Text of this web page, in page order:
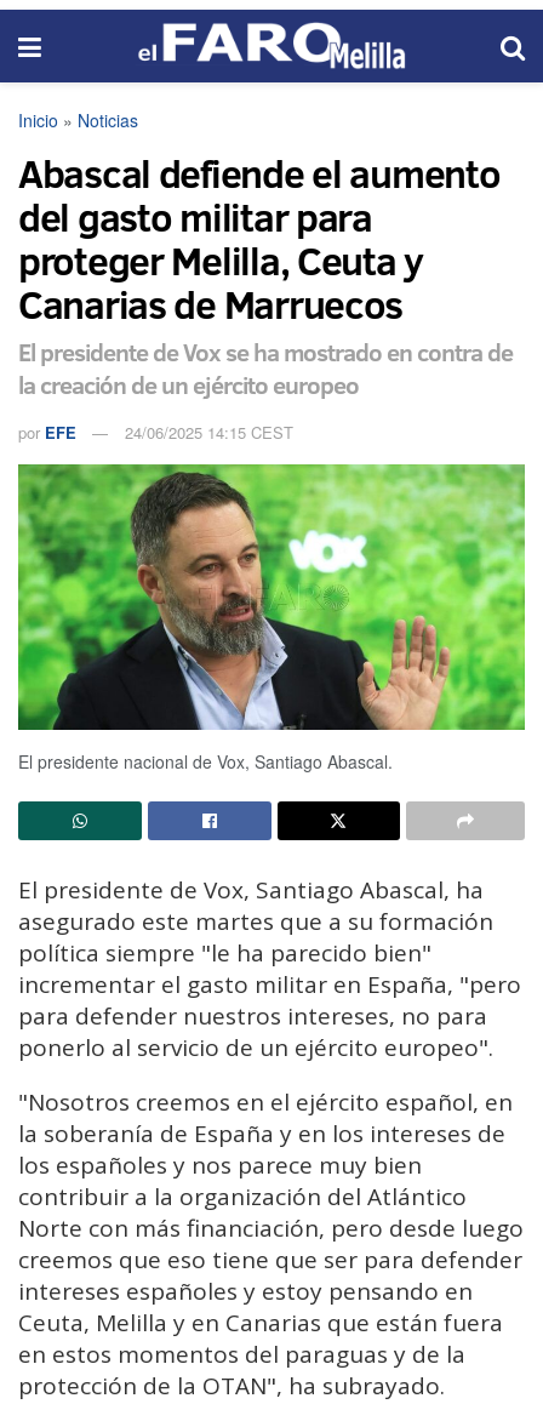
Inicio » Noticias
Abascal defiende el aumento
del gasto militar para
proteger Melilla, Ceuta y
Canarias de Marruecos
El presidente de Vox se ha mostrado en contra de
la creación de un ejército europeo
por EFE 24/06/2025 14:15 CEST
El presidente nacional de Vox, Santiago Abascal.
El presidente de Vox, Santiago Abascal, ha
asegurado este martes que a su formación
política siempre "le ha parecido bien"
incrementar el gasto militar en España, "pero
para defender nuestros intereses, no para
ponerlo al servicio de un ejército europeo".
"Nosotros creemos en el ejército español, en
la soberanía de España y en los intereses de
los españoles y nos parece muy bien
contribuir a la organización del Atlántico
Norte con más financiación, pero desde luego
creemos que eso tiene que ser para defender
intereses españoles y estoy pensando en
Ceuta, Melilla y en Canarias que están fuera
en estos momentos del paraguas y de la
protección de la OTAN", ha subrayado.